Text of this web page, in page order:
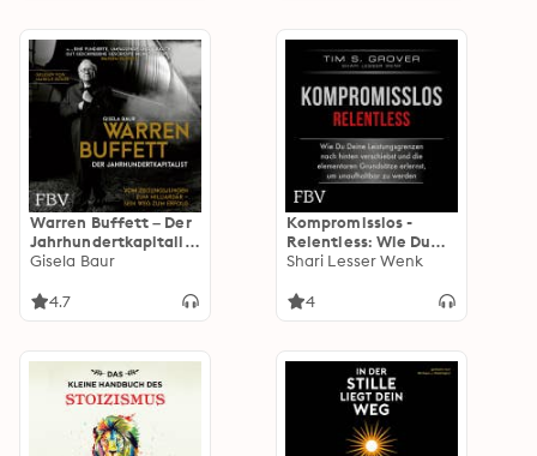
Warren Buffett – Der
Jahrhundertkapitalist
: Vom Zeitungsjungen
Weg zum Erfolg
Gisela Baur
4.7
Kompromisslos -
Relentless: Wie Du
Deine
nach hinten
um unaufhaltbar zu
werden
Shari Lesser Wenk
4